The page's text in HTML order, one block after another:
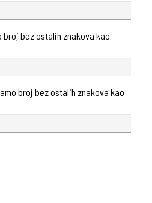
bez ostalih znakova kao
broj bez ostalih znakova kao